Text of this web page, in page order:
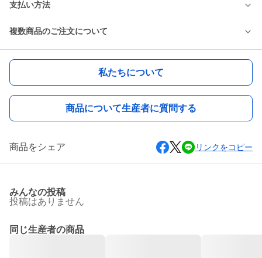
支払い方法
複数商品のご注文について
私たちについて
商品について生産者に質問する
商品をシェア リンクをコピー
みんなの投稿
投稿はありません
同じ生産者の商品